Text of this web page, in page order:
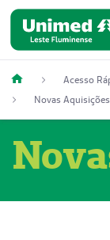
Acesso
Novas Aquisições